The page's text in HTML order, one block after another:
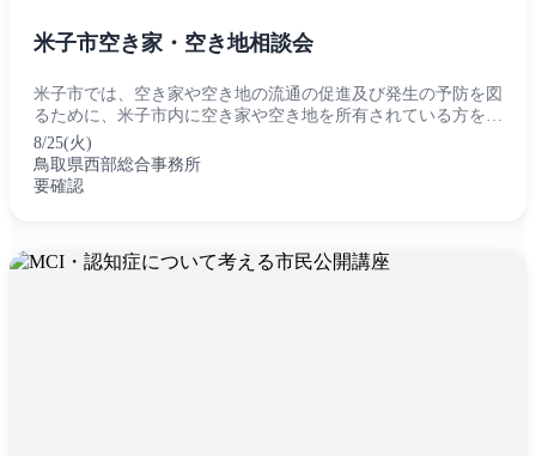
米子市空き家・空き地相談会
米子市では、空き家や空き地の流通の促進及び発生の予防を図
るために、米子市内に空き家や空き地を所有されている方を対
象に、専門家宅地建物取引士、司法書士による無料相談会を開
催します。 空き家や空き地の日常...
8/25(火)
鳥取県西部総合事務所
要確認